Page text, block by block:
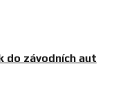
do závodních aut